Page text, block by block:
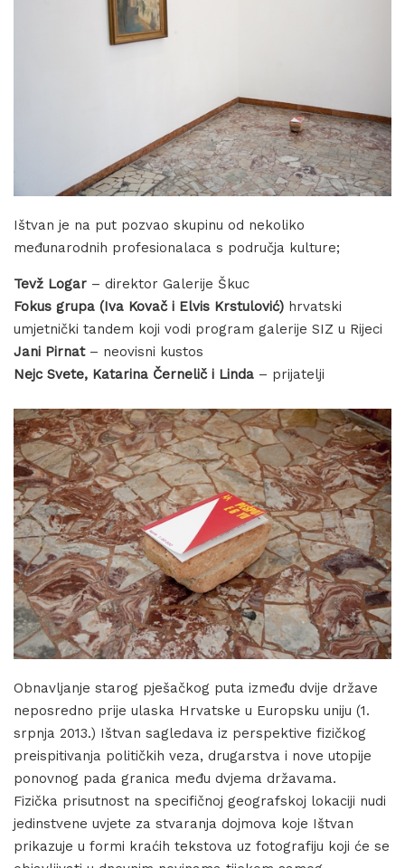
Ištvan je na put pozvao skupinu od nekoliko
međunarodnih profesionalaca s područja kulture;
Tevž Logar – direktor Galerije Škuc
Fokus grupa (Iva Kovač i Elvis Krstulović) hrvatski
umjetnički tandem koji vodi program galerije SIZ u Rijeci
Jani Pirnat– neovisni kustos
Nejc Svete, Katarina Černelič i Linda – prijatelji
Obnavljanje starog pješačkog puta između dvije države
neposredno prije ulaska Hrvatske u Europsku uniju (1.
srpnja 2013.) Ištvan sagledava iz perspektive fizičkog
preispitivanja političkih veza, drugarstva i nove utopije
ponovnog pada granica među dvjema državama.
Fizička prisutnost na specifičnoj geografskoj lokaciji nudi
jedinstvene uvjete za stvaranja dojmova koje Ištvan
prikazuje u formi kraćih tekstova uz fotografiju koji će se